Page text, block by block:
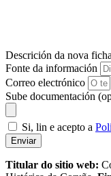
Descrición da nova
Fonte da información
Correo electrónico
Sube documentación
Si, lin e acepto a
Enviar
Titular do sitio web: